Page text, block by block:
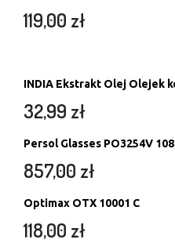
119,00 zł
INDIA Ekstrakt Olej Olejek
32,99 zł
Persol Glasses PO3254V
857,00 zł
Optimax OTX 10001 C
118,00 zł